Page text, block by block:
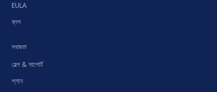
EULA
ব্লগ
সহায়তা
হেল্প & সাপোর্ট
প্লান